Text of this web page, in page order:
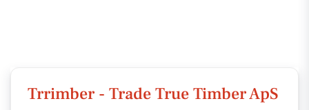
Trrimber - Trade True Timber ApS